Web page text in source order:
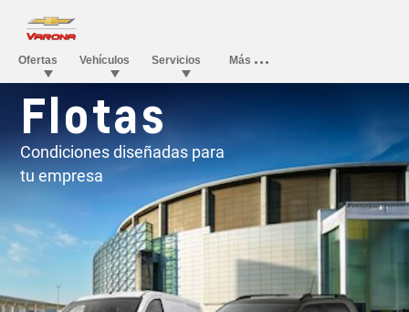
Flotas
Condiciones diseñadas para
tu empresa